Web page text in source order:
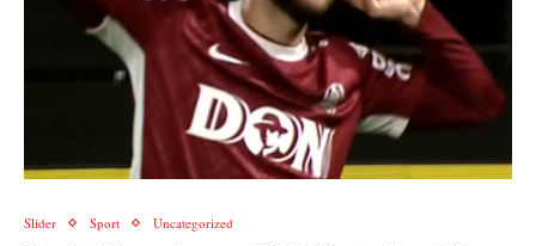
Slider Sport Uncategorized